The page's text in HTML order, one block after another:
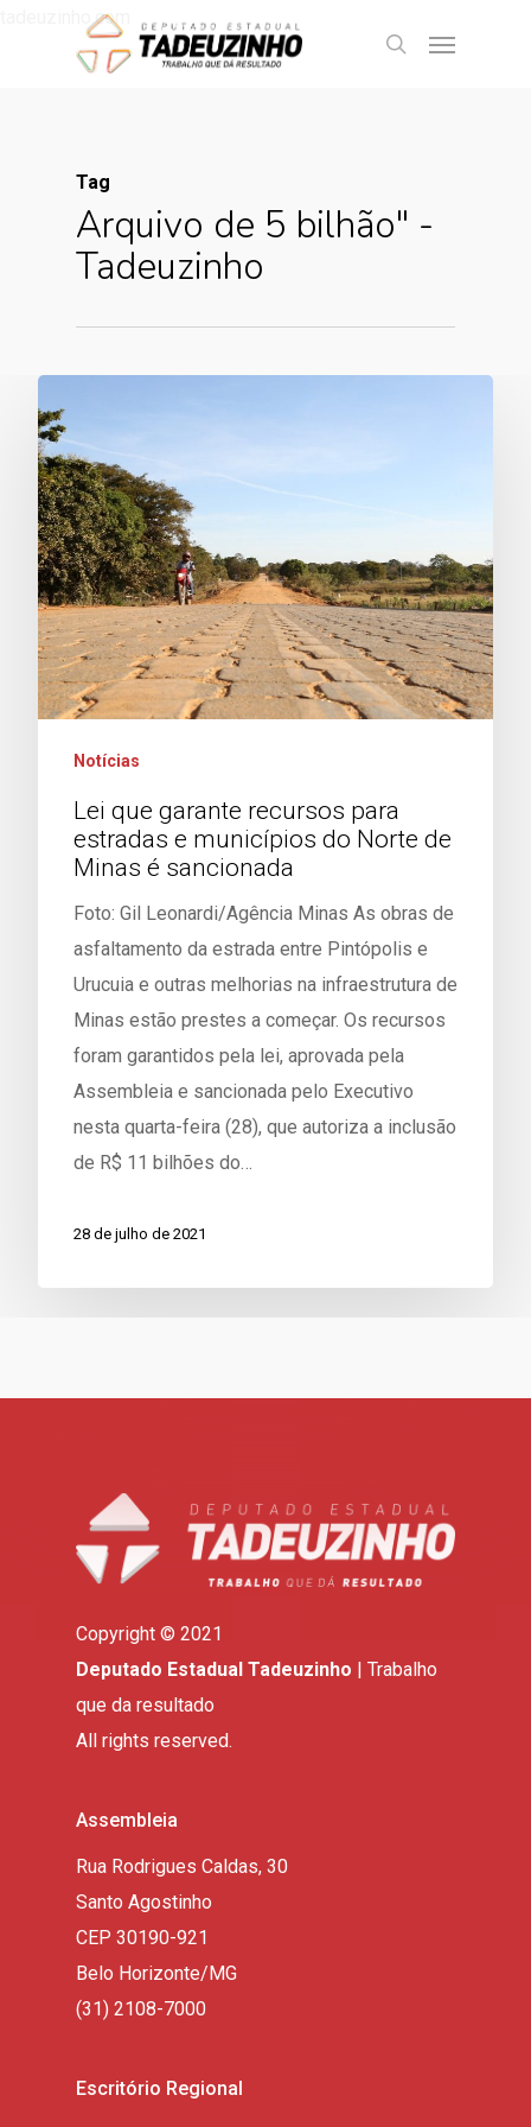
tadeuzinho.com
Tag
Arquivo de 5 bilhão" -
Tadeuzinho
Notícias
Lei que garante recursos para
estradas e municípios do Norte de
Minas é sancionada
Foto: Gil Leonardi/Agência Minas As obras de
asfaltamento da estrada entre Pintópolis e
Urucuia e outras melhorias na infraestrutura de
Minas estão prestes a começar. Os recursos
foram garantidos pela lei, aprovada pela
Assembleia e sancionada pelo Executivo
nesta quarta-feira (28), que autoriza a inclusão
de R$ 11 bilhões do…
28 de julho de 2021
Copyright © 2021
Deputado Estadual Tadeuzinho | Trabalho
que da resultado
All rights reserved.
Assembleia
Rua Rodrigues Caldas, 30
Santo Agostinho
CEP 30190-921
Belo Horizonte/MG
(31) 2108-7000
Escritório Regional